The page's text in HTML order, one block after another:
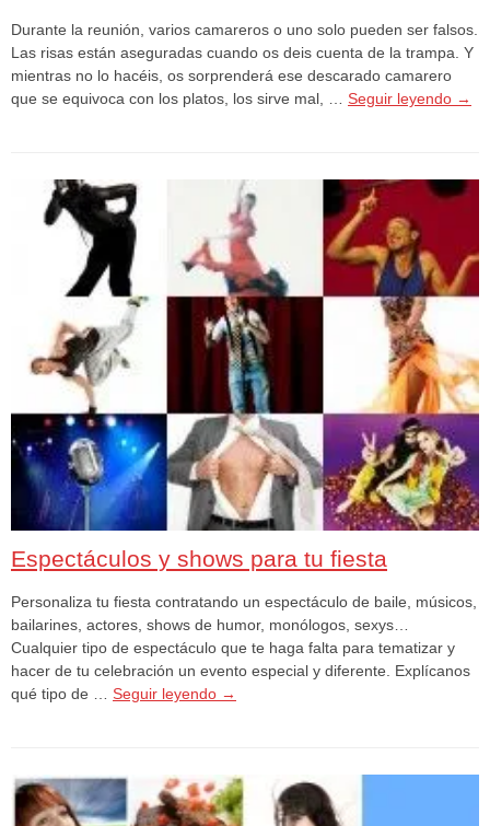
Durante la reunión, varios camareros o uno solo pueden ser falsos.
Las risas están aseguradas cuando os deis cuenta de la trampa. Y
mientras no lo hacéis, os sorprenderá ese descarado camarero
que se equivoca con los platos, los sirve mal, … Seguir leyendo →
Espectáculos y shows para tu fiesta
Personaliza tu fiesta contratando un espectáculo de baile, músicos,
bailarines, actores, shows de humor, monólogos, sexys…
Cualquier tipo de espectáculo que te haga falta para tematizar y
hacer de tu celebración un evento especial y diferente. Explícanos
qué tipo de … Seguir leyendo →